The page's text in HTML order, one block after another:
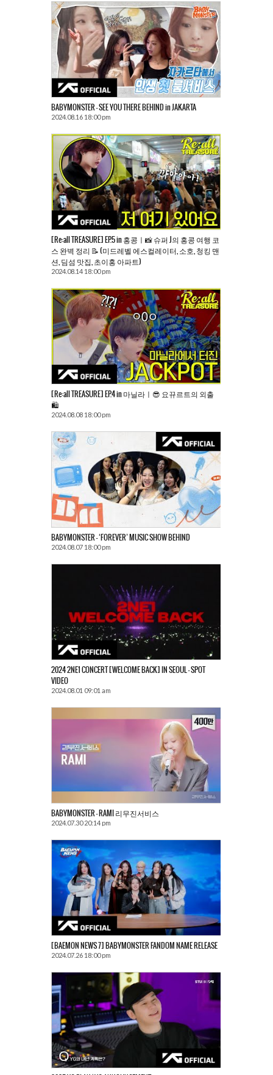
BABYMONSTER – SEE YOU THERE BEHIND in JAKARTA
2024.08.16 18:00 pm
[Re:all TREASURE] EP.5 in 홍콩ㅣ📸 슈퍼 J의 홍콩 여행 코
스 완벽 정리 📝 (미드레벨 에스컬레이터, 소호, 청킹 맨
션, 딤섬 맛집, 초이홍 아파트)
2024.08.14 18:00 pm
[Re:all TREASURE] EP.4 in 마닐라ㅣ😎 요뀨르트의 외출
🛍️
2024.08.08 18:00 pm
BABYMONSTER – ‘FOREVER’ MUSIC SHOW BEHIND
2024.08.07 18:00 pm
2024 2NE1 CONCERT [WELCOME BACK] IN SEOUL – SPOT
VIDEO
2024.08.01 09:01 am
BABYMONSTER – RAMI 리무진서비스
2024.07.30 20:14 pm
[BAEMON NEWS 7] BABYMONSTER FANDOM NAME RELEASE
2024.07.26 18:00 pm